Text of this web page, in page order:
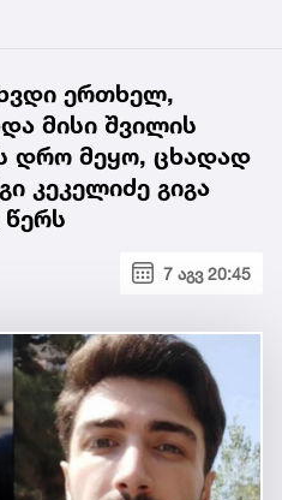
ერთხელ,
მისი შვილის
დრო მეყო, ცხადად
კეკელიძე გიგა
7 აგვ 20:45